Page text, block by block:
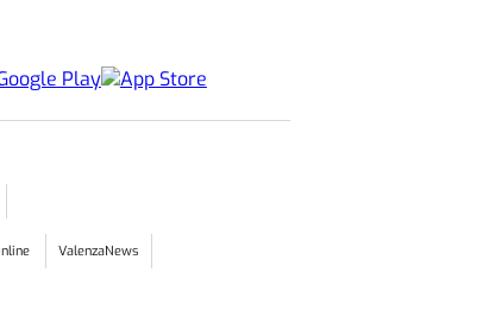
ValenzaNews